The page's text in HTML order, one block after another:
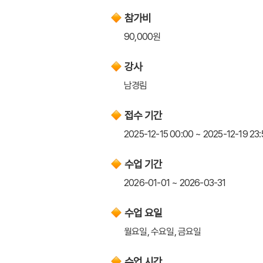
참가비
90,000원
강사
남경림
접수 기간
2025-12-15 00:00 ~ 2025-12-19
수업 기간
2026-01-01 ~ 2026-03-31
수업 요일
월요일, 수요일, 금요일